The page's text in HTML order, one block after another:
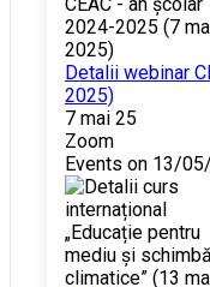
Detalii webinar
2025)
7 mai 25
Zoom
Events on 13/